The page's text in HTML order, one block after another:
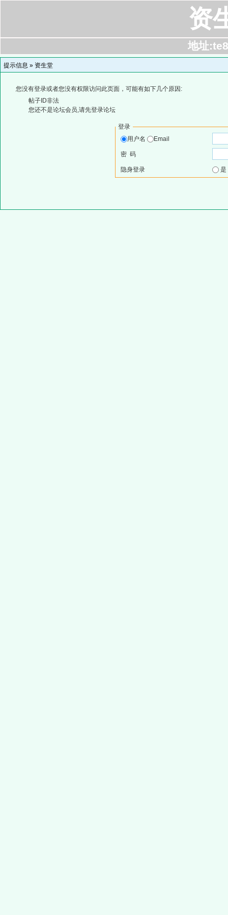
资
地址
提示信息 » 资生堂
您没有登录或者您没有权限访问此页面，可能有如下几个原因:
帖子ID非法
您还不是论坛会员,请先登录论坛
登录
用户名
Email
密 码
隐身登录